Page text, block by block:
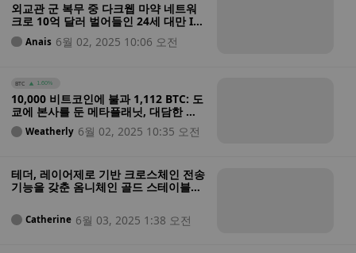
외교관 군 복무 중 다크웹 마약 네트워
크로 10억 달러 벌어들인 24세 대만 IT
졸업생, 미국 법원에서 종신형 선고 받
아 Anais 6월 02, 2025 10:06 오전
BTC 1.60%
10,000 비트코인에 불과 1,112 BTC: 도
쿄에 본사를 둔 메타플래닛, 대담한 자
금 이동으로 1,088 비트코인 추가 매입
Weatherly 6월 02, 2025 10:35 오전
테더, 레이어제로 기반 크로스체인 전송
기능을 갖춘 옴니체인 골드 스테이블코
Catherine 6월 03, 2025 1:38 오전